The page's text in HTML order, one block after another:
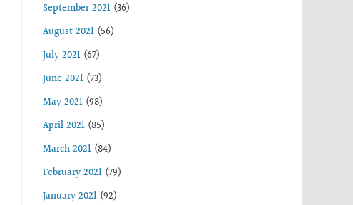
September 2021 (36)
August 2021 (56)
July 2021 (67)
June 2021 (73)
May 2021 (98)
April 2021 (85)
March 2021 (84)
February 2021 (79)
January 2021 (92)